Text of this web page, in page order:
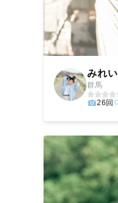
みれい
群馬
26回